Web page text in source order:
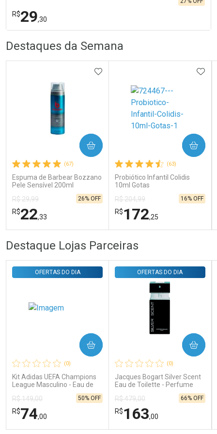
R$29,30
Laboratório
Comprar sem Desconto
Por R$ 29,30/cada
Por Menos
Comprar sem Desconto
Por R$ 29,30/cada
Destaques da Semana
(67)
Espuma de Barbear Bozzano
Pele Sensível 200ml
R$ 29,99
R$22,33
26% OFF
ADICIONAR AOS FAVORITOS
COMPRAR
FECHAR
Laboratório
Comprar sem Desconto
Por R$ 22,33/cada
FECHAR
Por Menos
Comprar sem Desconto
Por R$ 22,33/cada
(63)
Probiótico Infantil Colidis
10ml Gotas
R$ 204,99
R$172,25
16% OFF
COMPRAR
Comprar sem Desconto
Por R$ 172,25/cada
Comprar sem Desconto
Por R$ 172,25/cada
Destaque Lojas Parceiras
(0)
Kit Adidas UEFA Champions
League Masculino - Eau de
Toilette 100ml + Shower Gel
250ml
OFERTAS DO DIA
R$ 149,00
R$74,00
50% OFF
COMPRAR
(0)
Jacques Bogart Silver Scent
Eau de Toilette - Perfume
OFERTAS DO DIA
R$ 479,00
R$163,00
66% OFF
COMPRAR